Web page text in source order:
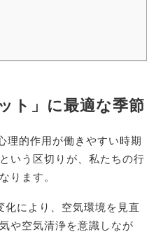
ト」に最適な季節
理的作用が働きやすい時期
いう区切りが、私たちの行
ります。
化により、空気環境を見直
や空気清浄を意識しなが